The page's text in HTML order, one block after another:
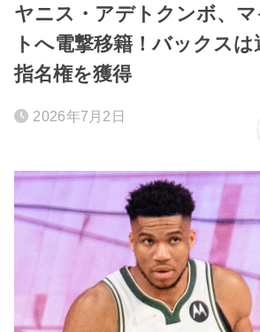
ヤニス・アデトクンボ、
トへ電撃移籍！バックス
指名権を獲得
2026年7月2日